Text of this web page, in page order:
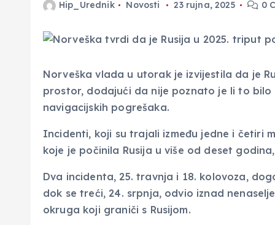
Hip_Urednik Novosti 23 rujna, 2025 0
Norveška vlada u utorak je izvijestila da je
prostor, dodajući da nije poznato je li to bilo
navigacijskih pogrešaka.
Incidenti, koji su trajali između jedne i četiri
koje je počinila Rusija u više od deset
Dva incidenta, 25. travnja i 18. kolovoza,
dok se treći, 24. srpnja, odvio iznad
okruga koji graniči s Rusijom.